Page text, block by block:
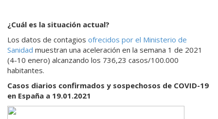
¿Cuál es la situación actual?
Los datos de contagios ofrecidos por el Ministerio de
Sanidad muestran una aceleración en la semana 1 de 2021
(4-10 enero) alcanzando los 736,23 casos/100.000
habitantes.
Casos diarios confirmados y sospechosos de COVID-19
en España a 19.01.2021